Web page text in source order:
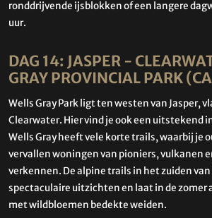
ronddrijvende ijsblokken of een langere
uur.
DAG 14: JASPER -
GRAY PROVINCIAL PARK
Wells Gray Park ligt ten westen van Jasper,
Clearwater. Hier vind je ook een uitstekend
Wells Gray heeft vele korte trails, waarbij je
vervallen woningen van pioniers, vulkanen
verkennen. De alpine trails in het zuiden
spectaculaire uitzichten en laat in de zomer
met wildbloemen bedekte weiden.